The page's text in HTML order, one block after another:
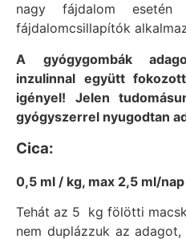
nagy fájdalom esetén
fájdalomcsillapítók
A gyógygombák
inzulinnal együtt
igényel! Jelen
gyógyszerrel nyugodtan
Cica:
0,5 ml / kg, max 2,5 ml/
Tehát az 5 kg fölötti
nem duplázzuk az